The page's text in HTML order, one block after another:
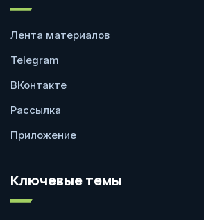
Лента материалов
Telegram
ВКонтакте
Рассылка
Приложение
Ключевые темы